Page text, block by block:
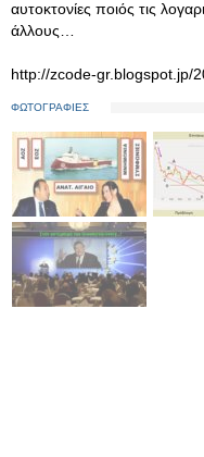
αυτοκτονίες ποιός τις
άλλους…
http://zcode-gr.blogspot.jp/
ΦΩΤΟΓΡΑΦΙΕΣ